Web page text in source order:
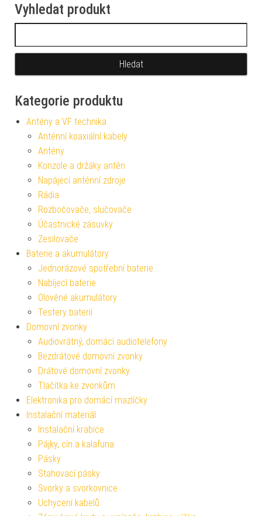
Vyhledat produkt
Kategorie produktu
Antény a VF technika
Anténní koaxiální kabely
Antény
Konzole a držáky antén
Napájecí anténní zdroje
Rádia
Rozbočovače, slučovače
Účastnické zásuvky
Zesilovače
Baterie a akumulátory
Jednorázové spotřební baterie
Nabíjecí baterie
Olověné akumulátory
Testery baterií
Domovní zvonky
Audiovrátný, domácí audiotelefony
Bezdrátové domovní zvonky
Drátové domovní zvonky
Tlačítka ke zvonkům
Elektronika pro domácí mazlíčky
Instalační materiál
Instalační krabice
Pájky, cín a kalafuna
Pásky
Stahovací pásky
Svorky a svorkovnice
Uchycení kabelů